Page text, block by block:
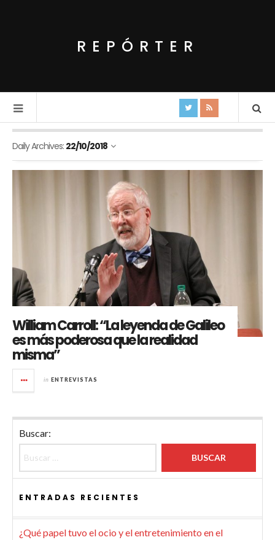
REPÓRTER
Daily Archives: 22/10/2018
William Carroll: “La leyenda de Galileo
es más poderosa que la realidad
misma”
in ENTREVISTAS
Buscar:
ENTRADAS RECIENTES
¿Qué papel tuvo el ocio y el entretenimiento en el